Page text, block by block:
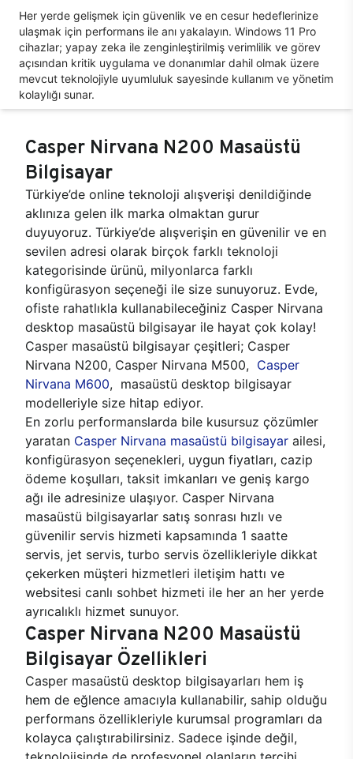
Her yerde gelişmek için güvenlik ve en cesur hedeflerinize
ulaşmak için performans ile anı yakalayın. Windows 11 Pro
cihazlar; yapay zeka ile zenginleştirilmiş verimlilik ve görev
açısından kritik uygulama ve donanımlar dahil olmak üzere
mevcut teknolojiyle uyumluluk sayesinde kullanım ve yönetim
kolaylığı sunar.
Casper Nirvana N200 Masaüstü
Bilgisayar
Türkiye’de online teknoloji alışverişi denildiğinde
aklınıza gelen ilk marka olmaktan gurur
duyuyoruz. Türkiye’de alışverişin en güvenilir ve en
sevilen adresi olarak birçok farklı teknoloji
kategorisinde ürünü, milyonlarca farklı
konfigürasyon seçeneği ile size sunuyoruz. Evde,
ofiste rahatlıkla kullanabileceğiniz Casper Nirvana
desktop masaüstü bilgisayar ile hayat çok kolay!
Casper masaüstü bilgisayar çeşitleri; Casper
Nirvana N200, Casper Nirvana M500, Casper
Nirvana M600, masaüstü desktop bilgisayar
modelleriyle size hitap ediyor.
En zorlu performanslarda bile kusursuz çözümler
yaratan Casper Nirvana masaüstü bilgisayar ailesi,
konfigürasyon seçenekleri, uygun fiyatları, cazip
ödeme koşulları, taksit imkanları ve geniş kargo
ağı ile adresinize ulaşıyor. Casper Nirvana
masaüstü bilgisayarlar satış sonrası hızlı ve
güvenilir servis hizmeti kapsamında 1 saatte
servis, jet servis, turbo servis özellikleriyle dikkat
çekerken müşteri hizmetleri iletişim hattı ve
websitesi canlı sohbet hizmeti ile her an her yerde
ayrıcalıklı hizmet sunuyor.
Casper Nirvana N200 Masaüstü
Bilgisayar Özellikleri
Casper masaüstü desktop bilgisayarları hem iş
hem de eğlence amacıyla kullanabilir, sahip olduğu
performans özellikleriyle kurumsal programları da
kolayca çalıştırabilirsiniz. Sadece işinde değil,